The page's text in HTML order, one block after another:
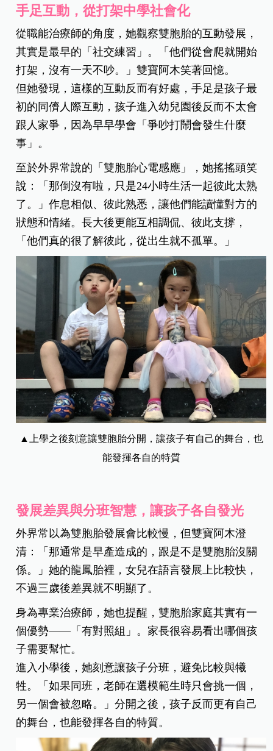
手足互動，從打架中學社會化
從職能治療師的角度，她觀察雙胞胎的互動發展，
其實是最早的「社交練習」。「他們從會爬就開始
打架，沒有一天不吵。」雙寶阿木笑著回憶。
但她發現，這樣的互動反而有好處，手足是孩子最
初的同儕人際互動，孩子進入幼兒園後反而不太會
跟人家爭，因為早早學會「爭吵打鬧會發生什麼
事」。
至於外界常說的「雙胞胎心電感應」，她搖搖頭笑
說：「那倒沒有啦，只是24小時生活一起彼此太熟
了。」作息相似、彼此熟悉，讓他們能讀懂對方的
狀態和情緒。長大後更能互相調侃、彼此支撐，
「他們真的很了解彼此，從出生就不孤單。」
▲上學之後刻意讓雙胞胎分開，讓孩子有自己的舞台，也
能發揮各自的特質
發展差異與分班智慧，讓孩子各自發光
外界常以為雙胞胎發展會比較慢，但雙寶阿木澄
清：「那通常是早產造成的，跟是不是雙胞胎沒關
係。」她的龍鳳胎裡，女兒在語言發展上比較快，
不過三歲後差異就不明顯了。
身為專業治療師，她也提醒，雙胞胎家庭其實有一
個優勢——「有對照組」。家長很容易看出哪個孩
子需要幫忙。
進入小學後，她刻意讓孩子分班，避免比較與犧
牲。「如果同班，老師在選模範生時只會挑一個，
另一個會被忽略。」分開之後，孩子反而更有自己
的舞台，也能發揮各自的特質。